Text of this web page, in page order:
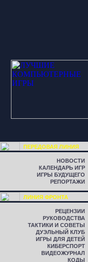
ПЕРЕДОВАЯ ЛИНИЯ
НОВОСТИ
КАЛЕНДАРЬ ИГР
ИГРЫ БУДУЩЕГО
РЕПОРТАЖИ
ЛИНИЯ ФРОНТА
РЕЦЕНЗИИ
РУКОВОДСТВА
ТАКТИКИ И СОВЕТЫ
ДУЭЛЬНЫЙ КЛУБ
ИГРЫ ДЛЯ ДЕТЕЙ
КИБЕРСПОРТ
ВИДЕОЖУРНАЛ
КОДЫ